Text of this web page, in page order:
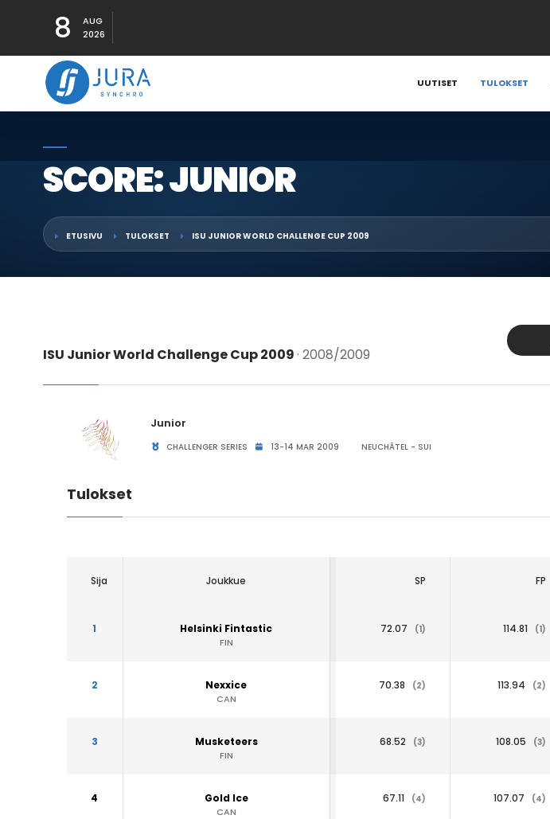
8
AUG
2026
UUTISET TULOKSET
SCORE: JUNIOR
ETUSIVU TULOKSET ISU JUNIOR WORLD CHALLENGE CUP 2009
ISU Junior World Challenge Cup 2009· 2008/2009
Junior
CHALLENGER SERIES 13-14 MAR 2009 NEUCHÂTEL - SUI
Tulokset
Sija Joukkue SP FP
1 Helsinki Fintastic
FIN
72.07 (1) 114.81 (1)
2 Nexxice
CAN
70.38 (2) 113.94 (2)
3 Musketeers
FIN
68.52 (3) 108.05 (3)
4 Gold Ice
CAN
67.11 (4) 107.07 (4)